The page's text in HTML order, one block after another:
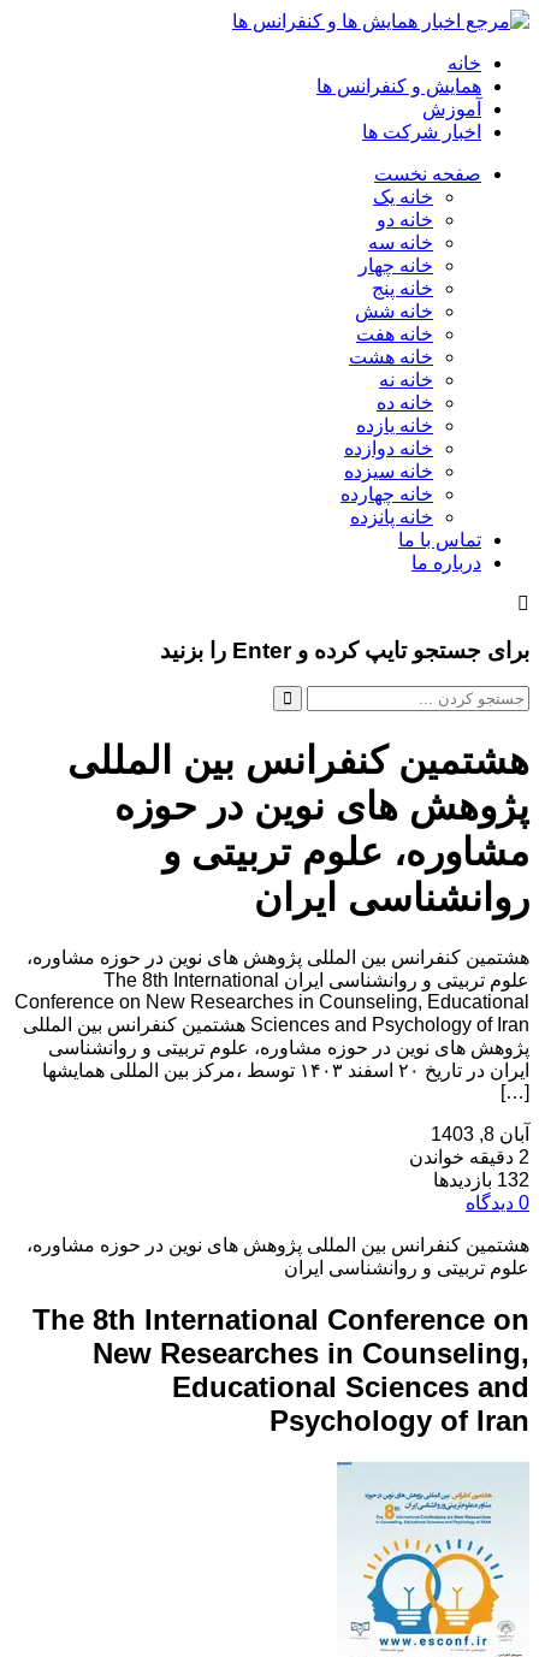
خانه
همایش و کنفرانس ها
آموزش
اخبار شرکت ها
صفحه نخست
خانه یک
خانه دو
خانه سه
خانه چهار
خانه پنج
خانه شش
خانه هفت
خانه هشت
خانه نه
خانه ده
خانه یازده
خانه دوازده
خانه سیزده
خانه چهارده
خانه پانزده
تماس با ما
درباره ما
برای جستجو تایپ کرده و Enter را بزنید
هشتمین کنفرانس بین المللی
پژوهش های نوین در حوزه
مشاوره، علوم تربیتی و
روانشناسی ایران
هشتمین کنفرانس بین المللی پژوهش های نوین در حوزه مشاوره،
علوم تربیتی و روانشناسی ایران The 8th International
Conference on New Researches in Counseling, Educational
Sciences and Psychology of Iran هشتمین کنفرانس بین المللی
پژوهش های نوین در حوزه مشاوره، علوم تربیتی و روانشناسی
ایران در تاریخ ۲۰ اسفند ۱۴۰۳ توسط ،مرکز بین المللی همایشها
[…]
آبان 8, 1403
2 دقیقه خواندن
132 بازدیدها
0 دیدگاه
هشتمین کنفرانس بین المللی پژوهش های نوین در حوزه مشاوره،
علوم تربیتی و روانشناسی ایران
The 8th International Conference on
New Researches in Counseling,
Educational Sciences and
Psychology of Iran